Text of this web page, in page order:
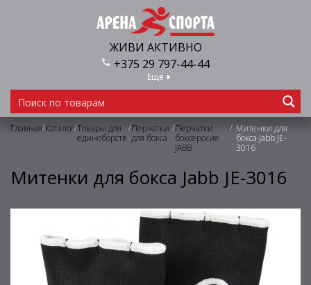
ЖИВИ АКТИВНО
+375 29 797-44-44
Еще
Главная/Каталог/Товары для
единоборств
/Перчатки
для бокса
/Перчатки
боксерские
JABB
/ Митенки для
бокса Jabb JE-
3016
Митенки для бокса Jabb JE-3016